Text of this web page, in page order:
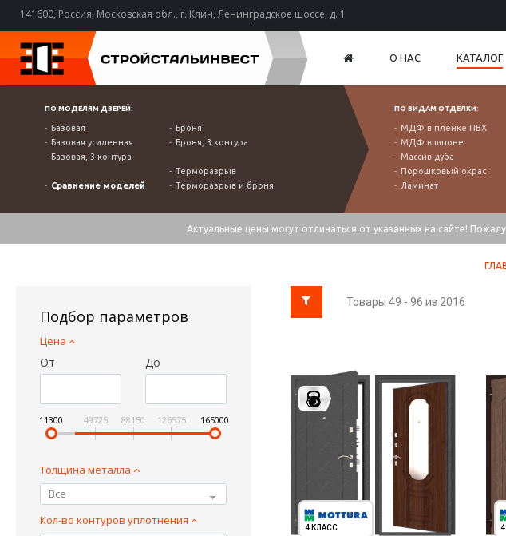
141600, Россия, Московская обл., г. Клин, Ленинградское шоссе, д. 1
О НАС КАТАЛОГ
ПО МОДЕЛЯМ ДВЕРЕЙ:
Базовая
Базовая усиленная
Базовая, 3 контура
Сравнение моделей
Броня
Броня, 3 контура
Терморазрыв
Терморазрыв и броня
ПО ВИДАМ ОТДЕЛКИ:
МДФ в плёнке ПВХ
МДФ в шпоне
Массив дуба
Порошковый окрас
Ламинат
Актуальные цены могут отличаться от указанных на сайте!
Подбор параметров
Цена
От До
11300 49725 88150 126575 165000
Толщина металла
Все
Кол-во контуров уплотнения
Товары 49 - 96 из 2016
4 КЛАСС